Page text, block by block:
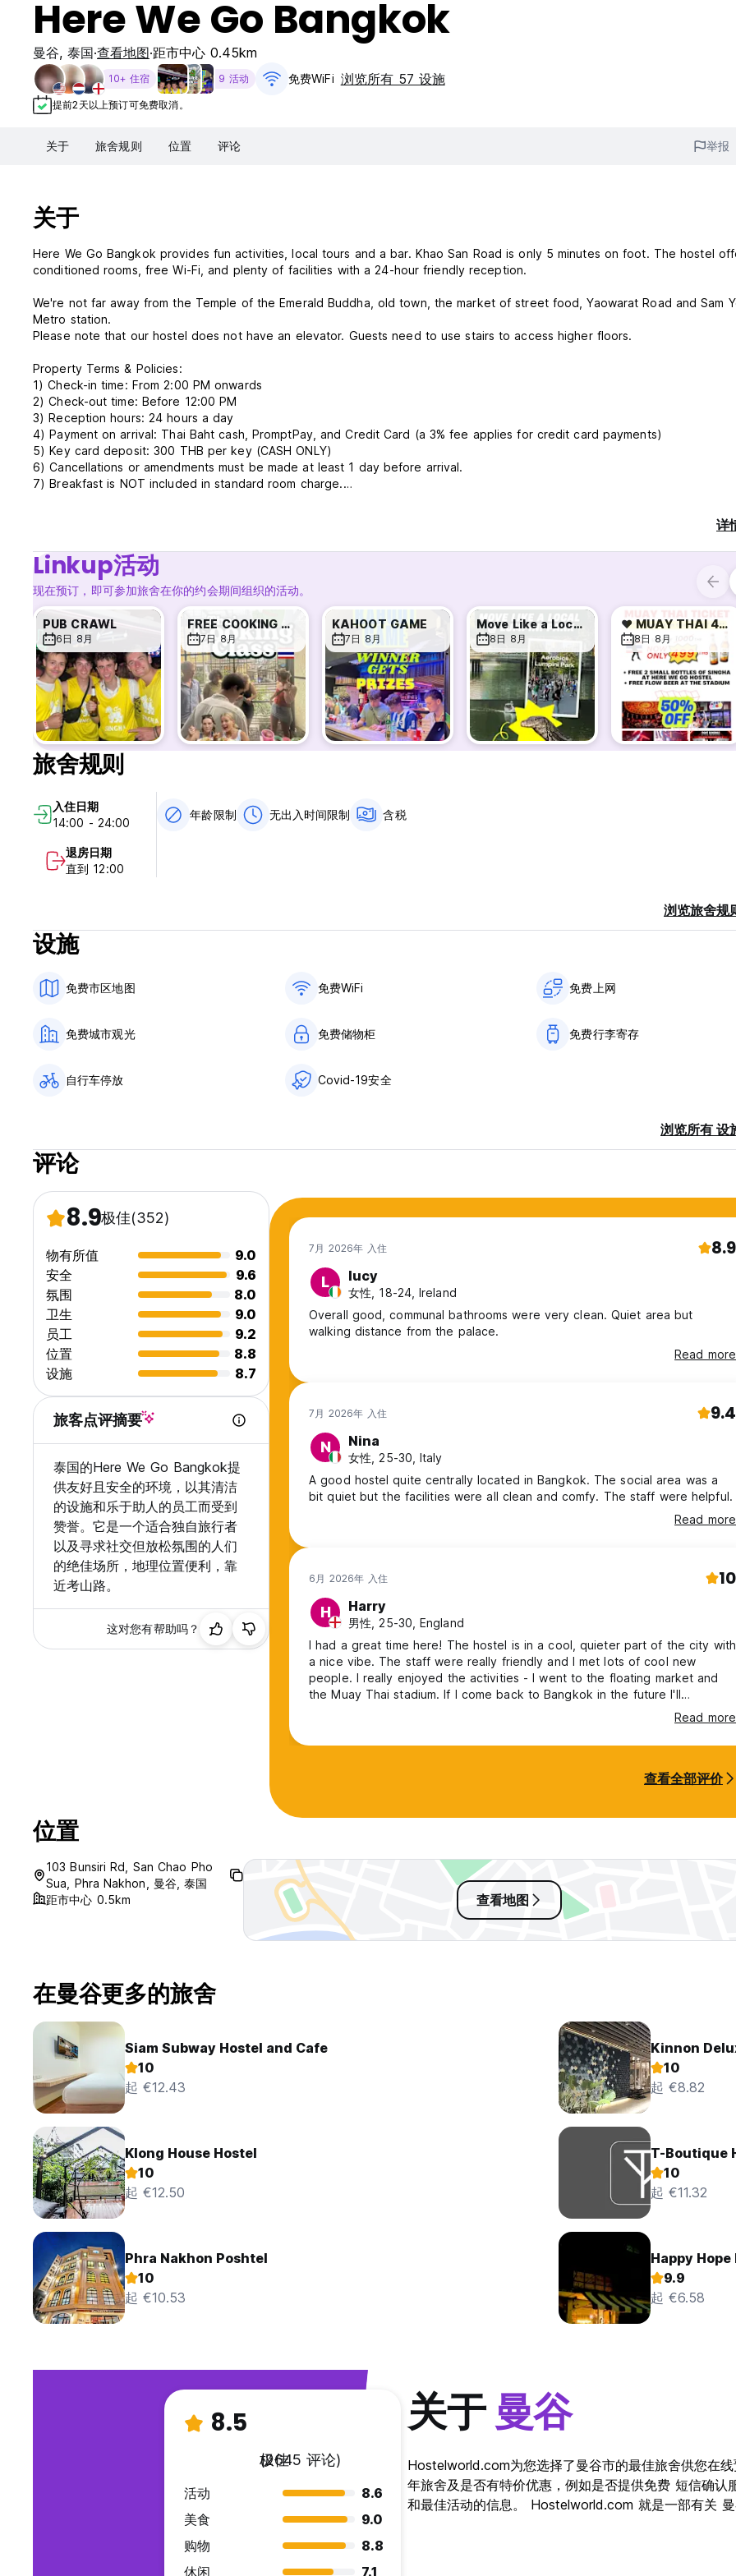
Here We Go Bangkok
曼谷, 泰国 查看地图 距市中心 0.45km
10+ 住宿 9 活动 免费WiFi 浏览所有 57 设施
提前2天以上预订可免费取消。
关于 旅舍规则 位置 评论 举报
关于
Here We Go Bangkok provides fun activities, local tours and a bar. Khao San Road is only 5 minutes on foot. The hostel
conditioned rooms, free Wi-Fi, and plenty of facilities with a 24-hour friendly reception.
We're not far away from the Temple of the Emerald Buddha, old town, the market of street food, Yaowarat Road and Sam
Metro station.
Please note that our hostel does not have an elevator. Guests need to use stairs to access higher floors.
Property Terms & Policies:
1) Check-in time: From 2:00 PM onwards
2) Check-out time: Before 12:00 PM
3) Reception hours: 24 hours a day
4) Payment on arrival: Thai Baht cash, PromptPay, and Credit Card (a 3% fee applies for credit card payments)
5) Key card deposit: 300 THB per key (CASH ONLY)
6) Cancellations or amendments must be made at least 1 day before arrival.
7) Breakfast is NOT included in standard room charge.
详
Linkup活动
现在预订，即可参加旅舍在你的约会期间组织的活动。
PUB CRAWL
6日 8月
FREE COOKING CLASS
7日 8月
KAHOOT GAME
7日 8月
Move Like a Local @Lumpini Park
8日 8月
❤️ MUAY THAI 499 THB SPECIAL PROMOTION
8日 8月
旅舍规则
入住日期
14:00 - 24:00
退房日期
直到 12:00
年龄限制 无出入时间限制 含税
浏览旅舍规
设施
免费市区地图 免费WiFi 免费上网
免费城市观光 免费储物柜 免费行李寄存
自行车停放 Covid-19安全
浏览所有 设
评论
8.9极佳(352)
物有所值
9.0
安全
9.6
氛围
8.0
卫生
9.0
员工
9.2
位置
8.8
设施
8.7
旅客点评摘要
泰国的Here We Go Bangkok提
供友好且安全的环境，以其清洁
的设施和乐于助人的员工而受到
赞誉。它是一个适合独自旅行者
以及寻求社交但放松氛围的人们
的绝佳场所，地理位置便利，靠
近考山路。
这对您有帮助吗？
7月 2026年 入住 8.9
L lucy
女性, 18-24, Ireland
Overall good, communal bathrooms were very clean. Quiet area but
walking distance from the palace.
Read more
7月 2026年 入住 9.4
N Nina
女性, 25-30, Italy
A good hostel quite centrally located in Bangkok. The social area was a
bit quiet but the facilities were all clean and comfy. The staff were helpful.
Read more
6月 2026年 入住 10
H Harry
男性, 25-30, England
I had a great time here! The hostel is in a cool, quieter part of the city with
a nice vibe. The staff were really friendly and I met lots of cool new
people. I really enjoyed the activities - I went to the floating market and
the Muay Thai stadium. If I come back to Bangkok in the future I'll
Read more
查看全部评价
位置
103 Bunsiri Rd, San Chao Pho
Sua, Phra Nakhon, 曼谷, 泰国
距市中心 0.5km
查看地图
在曼谷更多的旅舍
Siam Subway Hostel and Cafe
10
起 €12.43
Kinnon
10
起 €8.82
Klong House Hostel
10
起 €12.50
T-Boutique
10
起 €11.32
Phra Nakhon Poshtel
10
起 €10.53
Happy
9.9
起 €6.58
8.5
极佳
(2645 评论)
活动
8.6
美食
9.0
购物
8.8
休闲
7.1
关于曼谷
Hostelworld.com为您选择了曼谷市的最佳旅舍供您在
年旅舍及是否有特价优惠，例如是否提供免费 短信确
和最佳活动的信息。 Hostelworld.com 就是一部有关